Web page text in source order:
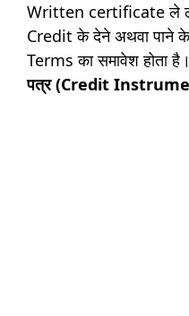
Written certificate ले
Credit के देने अथवा पाने
Terms का समावेश होता
पत्र (Credit